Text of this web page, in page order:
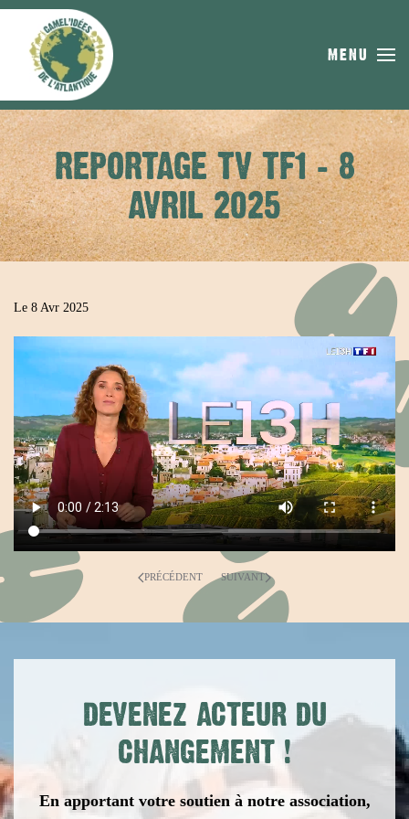
Skip to main content
MENU
REPORTAGE TV TF1 – 8
AVRIL 2025
Le 8 Avr 2025
PRÉCÉDENT SUIVANT
DEVENEZ ACTEUR DU
CHANGEMENT !
En apportant votre soutien à notre association,